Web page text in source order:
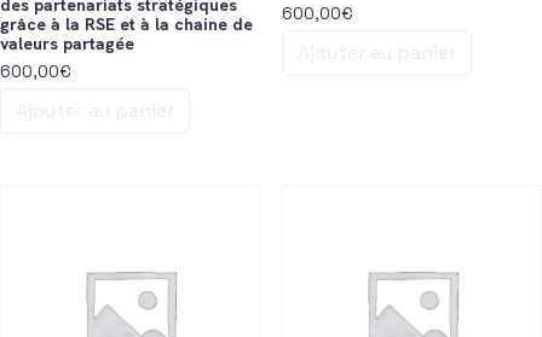
des partenariats stratégiques
grâce à la RSE et à la chaine de
valeurs partagée
600,00€
600,00€